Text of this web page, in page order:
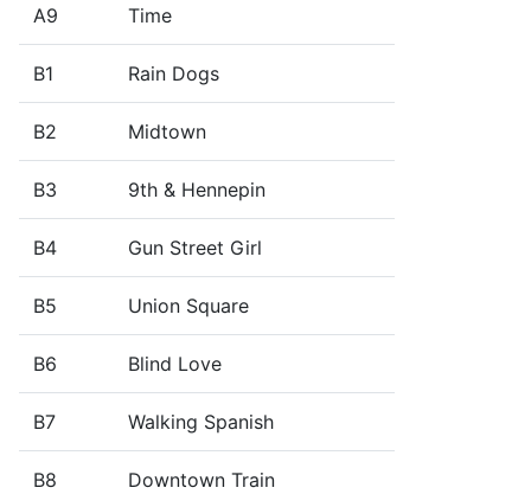
A9 Time
B1 Rain Dogs
B2 Midtown
B3 9th & Hennepin
B4 Gun Street Girl
B5 Union Square
B6 Blind Love
B7 Walking Spanish
B8 Downtown Train